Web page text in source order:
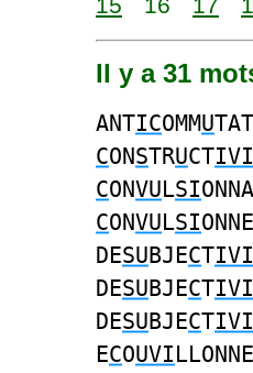
Il y a 31
ANTICOMMUTAT
CONSTRUCTIVI
CONVULSIONNA
CONVULSI
DESUBJECTIVI
DESUBJECTIVI
DESUBJECTIVI
ECOUVI